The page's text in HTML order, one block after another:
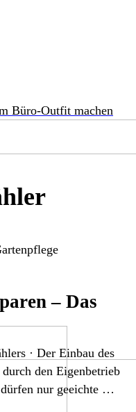
Büro-Outfit machen
– Das
· Der Einbau des
den Eigenbetrieb
dürfen nur geeichte …